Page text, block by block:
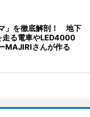
」を徹底解剖！ 地下
走る電車やLED4000
MAJIRIさんが作る